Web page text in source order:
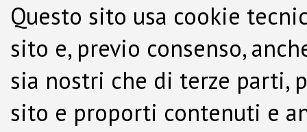
Questo sito usa cookie
sito e, previo consenso,
sia nostri che di terze parti,
sito e proporti contenuti e